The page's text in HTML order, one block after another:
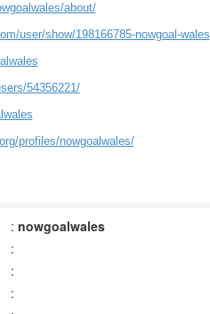
about/
user/show/198166785-nowgoal-wales
54356221/
profiles/nowgoalwales/
: nowgoalwales
:
:
: